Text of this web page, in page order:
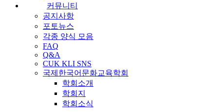
커뮤니티
공지사항
포토뉴스
각종 양식 모음
FAQ
Q&A
CUK KLI SNS
국제한국어문화교육학회
학회소개
학회지
학회소식